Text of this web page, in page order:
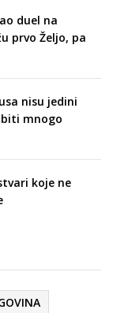
duel na
prvo Željo, pa
nisu jedini
mnogo
koje ne